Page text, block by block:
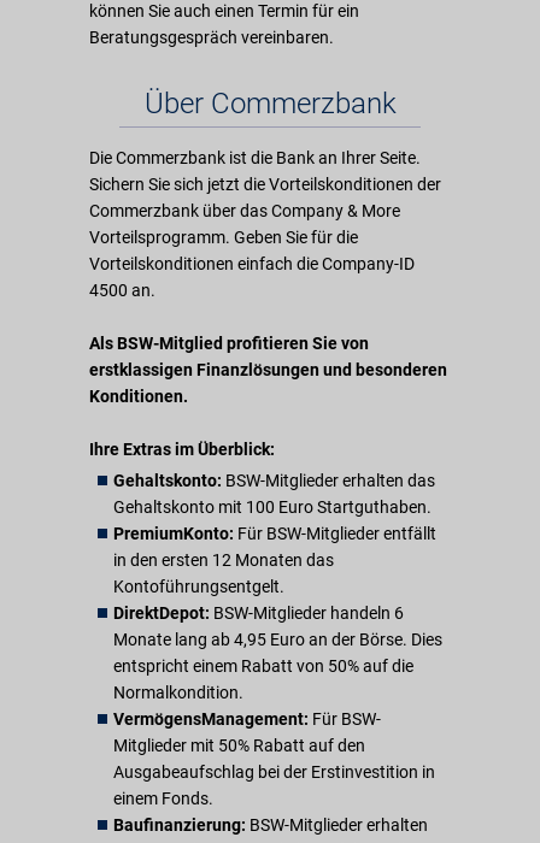
können Sie auch einen Termin für ein
Beratungsgespräch vereinbaren.
Über Commerzbank
Die Commerzbank ist die Bank an Ihrer Seite.
Sichern Sie sich jetzt die Vorteilskonditionen der
Commerzbank über das Company & More
Vorteilsprogramm. Geben Sie für die
Vorteilskonditionen einfach die Company-ID
4500 an.
Als BSW-Mitglied profitieren Sie von
erstklassigen Finanzlösungen und besonderen
Konditionen.
Ihre Extras im Überblick:
Gehaltskonto: BSW-Mitglieder erhalten das
Gehaltskonto mit 100 Euro Startguthaben.
PremiumKonto: Für BSW-Mitglieder entfällt
in den ersten 12 Monaten das
Kontoführungsentgelt.
DirektDepot: BSW-Mitglieder handeln 6
Monate lang ab 4,95 Euro an der Börse. Dies
entspricht einem Rabatt von 50% auf die
Normalkondition.
VermögensManagement: Für BSW-
Mitglieder mit 50% Rabatt auf den
Ausgabeaufschlag bei der Erstinvestition in
einem Fonds.
Baufinanzierung: BSW-Mitglieder erhalten